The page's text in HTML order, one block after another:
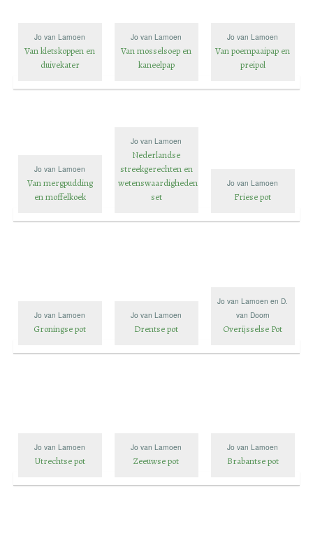
Jo van Lamoen
Van kletskoppen en
duivekater
Jo van Lamoen
Van mosselsoep en
kaneelpap
Jo van Lamoen
Van poempaaipap en
preipol
Jo van Lamoen
Van mergpudding
en moffelkoek
Jo van Lamoen
Nederlandse
streekgerechten en
wetenswaardigheden
set
Jo van Lamoen
Friese pot
Jo van Lamoen
Groningse pot
Jo van Lamoen
Drentse pot
Jo van Lamoen en D.
van Doorn
Overijsselse Pot
Jo van Lamoen
Utrechtse pot
Jo van Lamoen
Zeeuwse pot
Jo van Lamoen
Brabantse pot